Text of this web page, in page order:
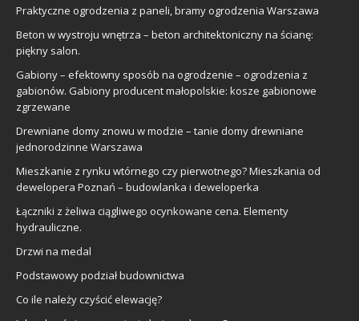
Praktyczne ogrodzenia z paneli, bramy ogrodzenia Warszawa
Beton w wystroju wnętrza – beton architektoniczny na ścianę:
piękny salon.
Gabiony – efektowny sposób na ogrodzenie – ogrodzenia z
gabionów. Gabiony producent małopolskie: kosze gabionowe
zgrzewane
Drewniane domy znowu w modzie – tanie domy drewniane
jednorodzinne Warszawa
Mieszkanie z rynku wtórnego czy pierwotnego? Mieszkania od
dewelopera Poznań – budowlanka i deweloperka
Łączniki z żeliwa ciągliwego ocynkowane cena. Elementy
hydrauliczne.
Drzwi na medal
Podstawowy podział budownictwa
Co ile należy czyścić elewację?